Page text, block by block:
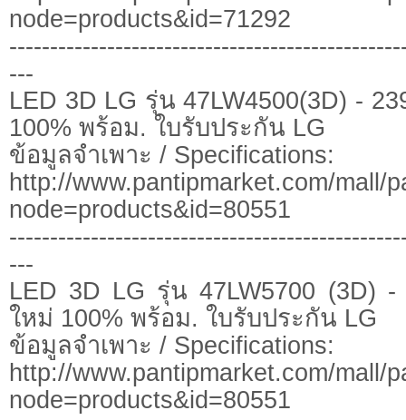
node=products&id=71292
---
LED 3D LG รุ่น 47LW4500(3D) -
100% พร้อม. ใบรับประกัน LG
ข้อมูลจำเพาะ / Specifications:
http://www.pantipmarket.com/mall/
node=products&id=80551
---
LED 3D LG รุ่น 47LW5700 (3D)
ใหม่ 100% พร้อม. ใบรับประกัน LG
ข้อมูลจำเพาะ / Specifications:
http://www.pantipmarket.com/mall/
node=products&id=80551